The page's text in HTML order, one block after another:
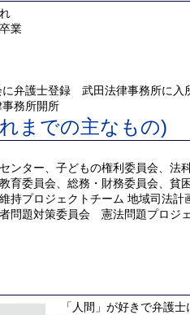
業
に弁護士登録 武田法律事務所に入
務所開所
までの主なもの)
ンター、子どもの権利委員会、法
育委員会、総務・財務委員会、貧
持プロジェクトチーム 地域司法計
題対策委員会 憲法問題プロジ
「人間」が好きで弁護士